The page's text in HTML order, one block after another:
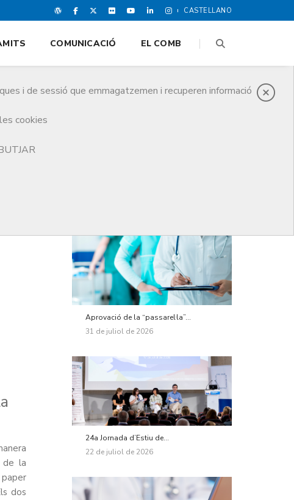
CASTELLANO
i de sessió que emmagatzemen i recuperen informació
cookies
COMUNICACIÓ EL COMB
de Deontologia
de la
dos
Aprovació de la “passarel·la”...
31 de juliol de 2026
24a Jornada d’Estiu de...
22 de juliol de 2026